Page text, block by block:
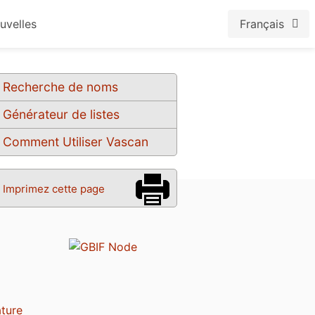
Français
Recherche de noms
Générateur de listes
Comment Utiliser Vascan
Imprimez cette page